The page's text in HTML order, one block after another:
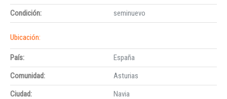
Condición:
seminuevo
Ubicación:
País:
España
Comunidad:
Asturias
Ciudad:
Navia